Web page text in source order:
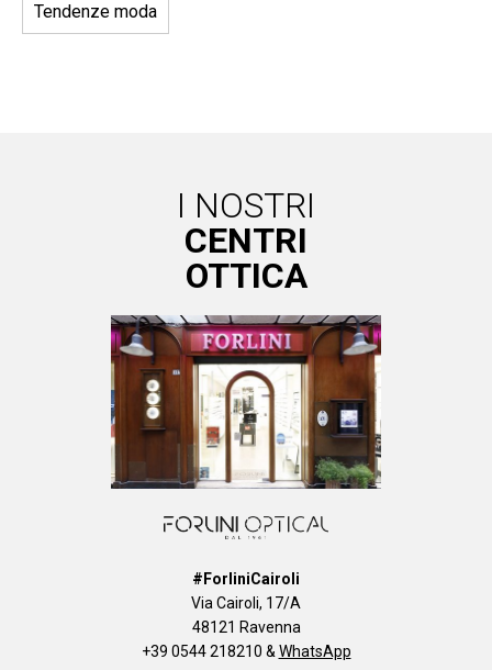
Tendenze moda
I NOSTRI
CENTRI
OTTICA
#ForliniCairoli
Via Cairoli, 17/A
48121 Ravenna
+39 0544 218210 &WhatsApp